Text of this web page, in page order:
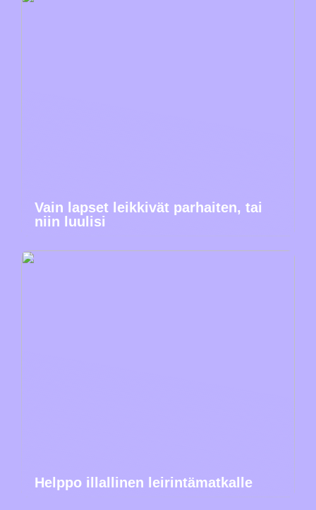
Vain lapset leikkivät parhaiten, tai
niin luulisi
Helppo illallinen leirintämatkalle